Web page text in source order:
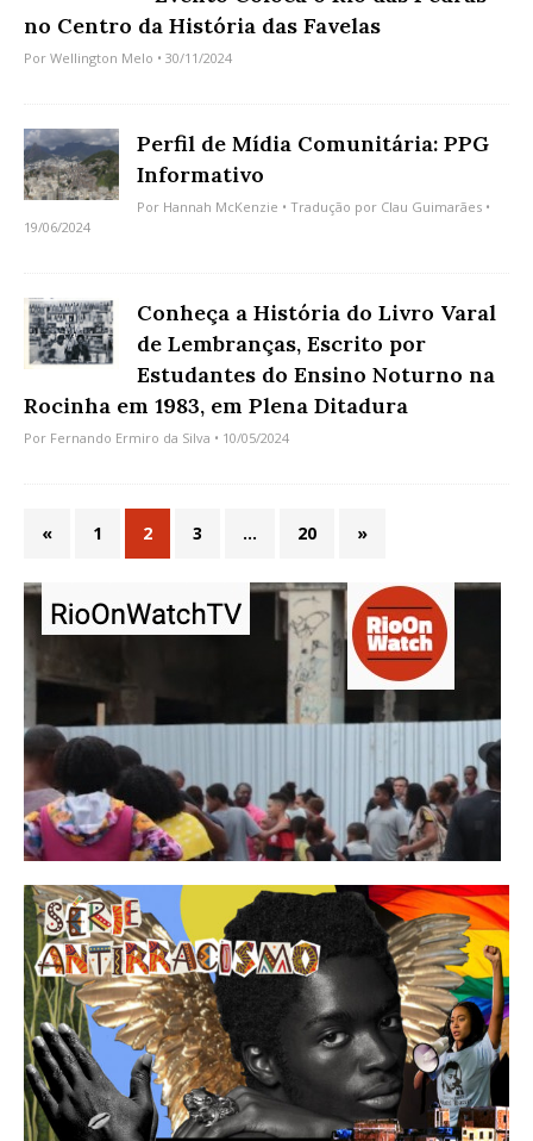
no Centro da História das Favelas
Por Wellington Melo • 30/11/2024
Perfil de Mídia Comunitária: PPG
Informativo
Por Hannah McKenzie • Tradução por Clau Guimarães •
19/06/2024
Conheça a História do Livro Varal
de Lembranças, Escrito por
Estudantes do Ensino Noturno na
Rocinha em 1983, em Plena Ditadura
Por Fernando Ermiro da Silva • 10/05/2024
« 1 2 3 … 20 »